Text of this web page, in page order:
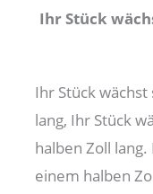
Ihr Stück
Ihr Stück
lang, Ihr Stück
halben Zoll
einem halben